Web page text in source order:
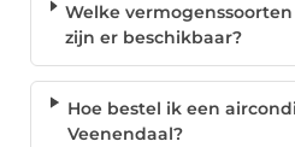
Welke
zijn er beschikbaar?
Hoe bestel ik een
Veenendaal?